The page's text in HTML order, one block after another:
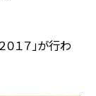
１７」が行わ